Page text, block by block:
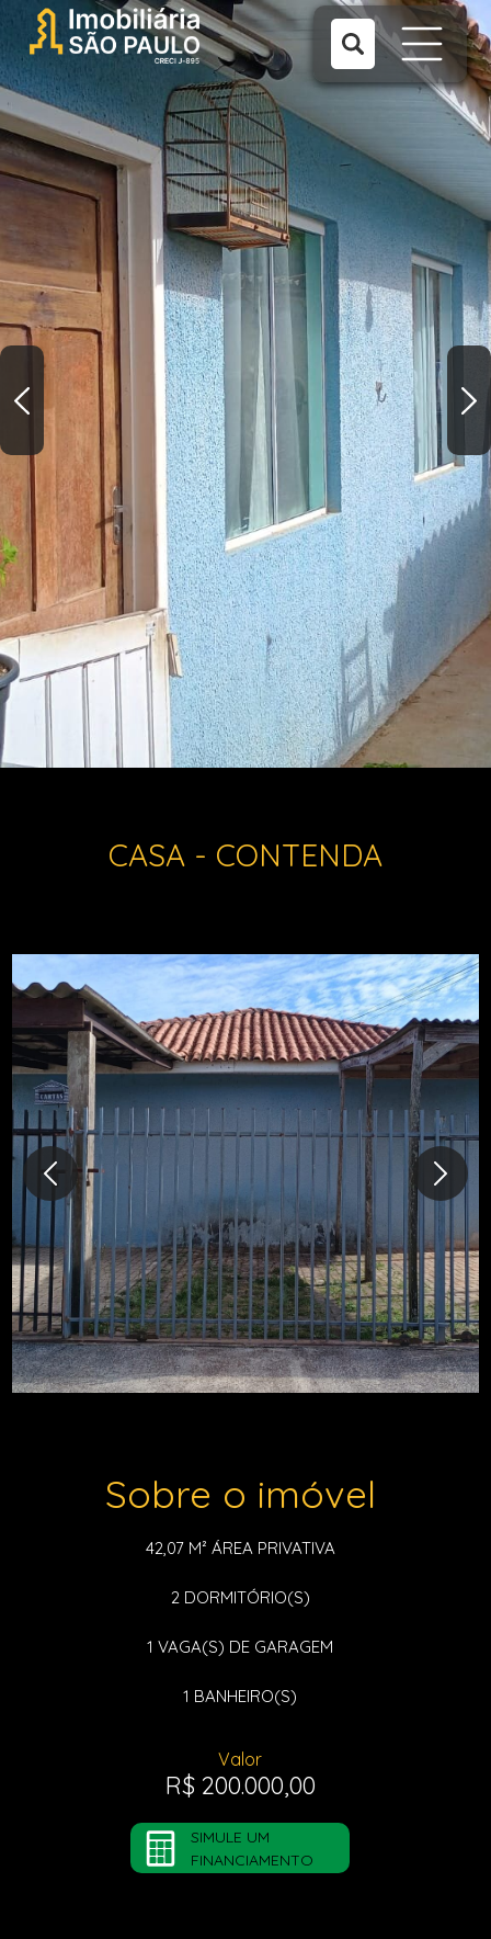
CASA - CONTENDA
Sobre o imóvel
42,07 M² ÁREA PRIVATIVA
2DORMITÓRIO(S)
1 VAGA(S) DE GARAGEM
1 BANHEIRO(S)
Valor
R$ 200.000,00
SIMULE UM
FINANCIAMENTO